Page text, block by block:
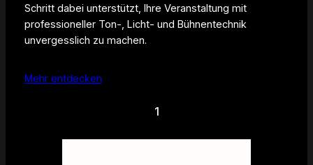
Schritt dabei unterstützt, Ihre Veranstaltung mit
professioneller Ton-, Licht- und Bühnentechnik
unvergesslich zu machen.
Mehr entdecken
1